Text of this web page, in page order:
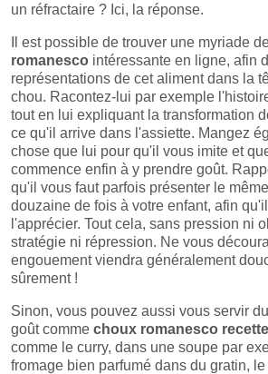
un réfractaire ? Ici, la réponse.
Il est possible de trouver une myriade
romanesco intéressante en ligne, afin
représentations de cet aliment dans la
chou. Racontez-lui par exemple
tout en lui expliquant la transformation
ce qu'il arrive dans l'assiette. Mangez
chose que lui pour qu'il vous imite et
commence enfin à y prendre goût.
qu'il vous faut parfois présenter le
douzaine de fois à votre enfant, afin
l'apprécier. Tout cela, sans pression ni
stratégie ni répression. Ne vous
engouement viendra généralement
sûrement !
Sinon, vous pouvez aussi vous servir
goût comme choux romanesco recette
comme le curry, dans une soupe par
fromage bien parfumé dans du gratin,